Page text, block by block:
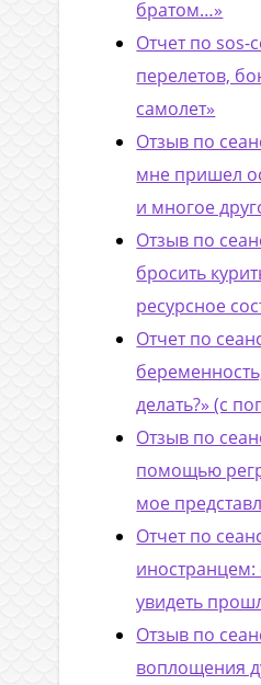
братом…»
Отчет по sos-
перелетов,
самолет»
Отзыв по
мне пришел
и многое
Отзыв по
бросить
ресурсное
Отчет по
делать?» (с
Отзыв по
помощью
мое
Отчет по
иностранцем:
увидеть
Отзыв по
воплощения